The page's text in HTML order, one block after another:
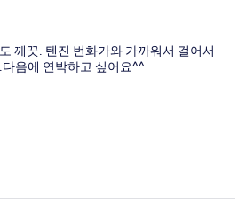
깨끗. 텐진 번화가와 가까워서 걸어서
음에 연박하고 싶어요^^